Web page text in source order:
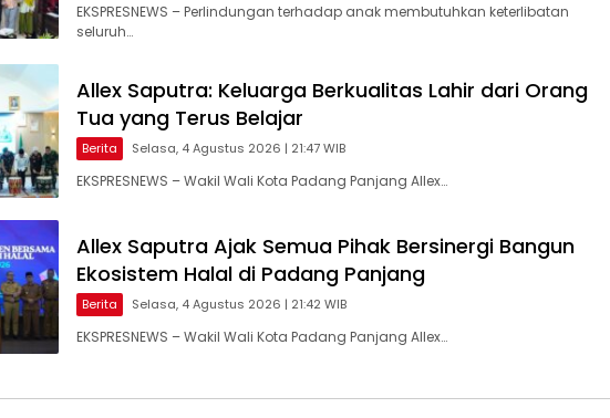
EKSPRESNEWS – Perlindungan terhadap anak membutuhkan keterlibatan
seluruh…
Allex Saputra: Keluarga Berkualitas Lahir dari Orang
Tua yang Terus Belajar
Berita Selasa, 4 Agustus 2026 | 21:47 WIB
EKSPRESNEWS – Wakil Wali Kota Padang Panjang Allex…
Allex Saputra Ajak Semua Pihak Bersinergi Bangun
Ekosistem Halal di Padang Panjang
Berita Selasa, 4 Agustus 2026 | 21:42 WIB
EKSPRESNEWS – Wakil Wali Kota Padang Panjang Allex…